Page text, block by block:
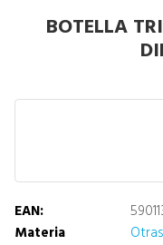
BOTELLA
EAN:
Materia